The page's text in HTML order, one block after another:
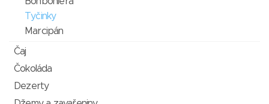
Tyčinky
Marcipán
Čaj
Čokoláda
Dezerty